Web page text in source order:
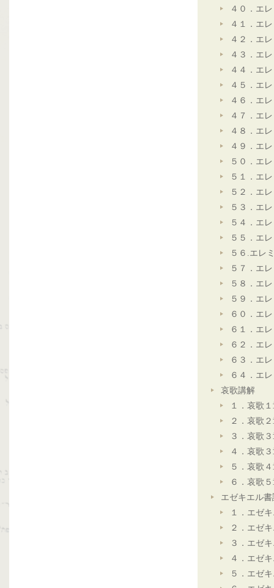
４０．エ
４１．エ
４２．エ
４３．エ
４４．エ
４５．エ
４６．エ
４７．エ
４８．エ
４９．エ
５０．エ
５１．エ
５２．エ
５３．エ
５４．エ
５５．エ
５６.エレ
５７．エ
５８．エ
５９．エ
６０．エ
６１．エ
６２．エ
６３．エ
６４．エ
哀歌講解
１．哀歌
２．哀歌
３．哀歌
４．哀歌
５．哀歌
６．哀歌
エゼキエル書
１．エゼ
２．エゼ
３．エゼ
４．エゼ
５．エゼ